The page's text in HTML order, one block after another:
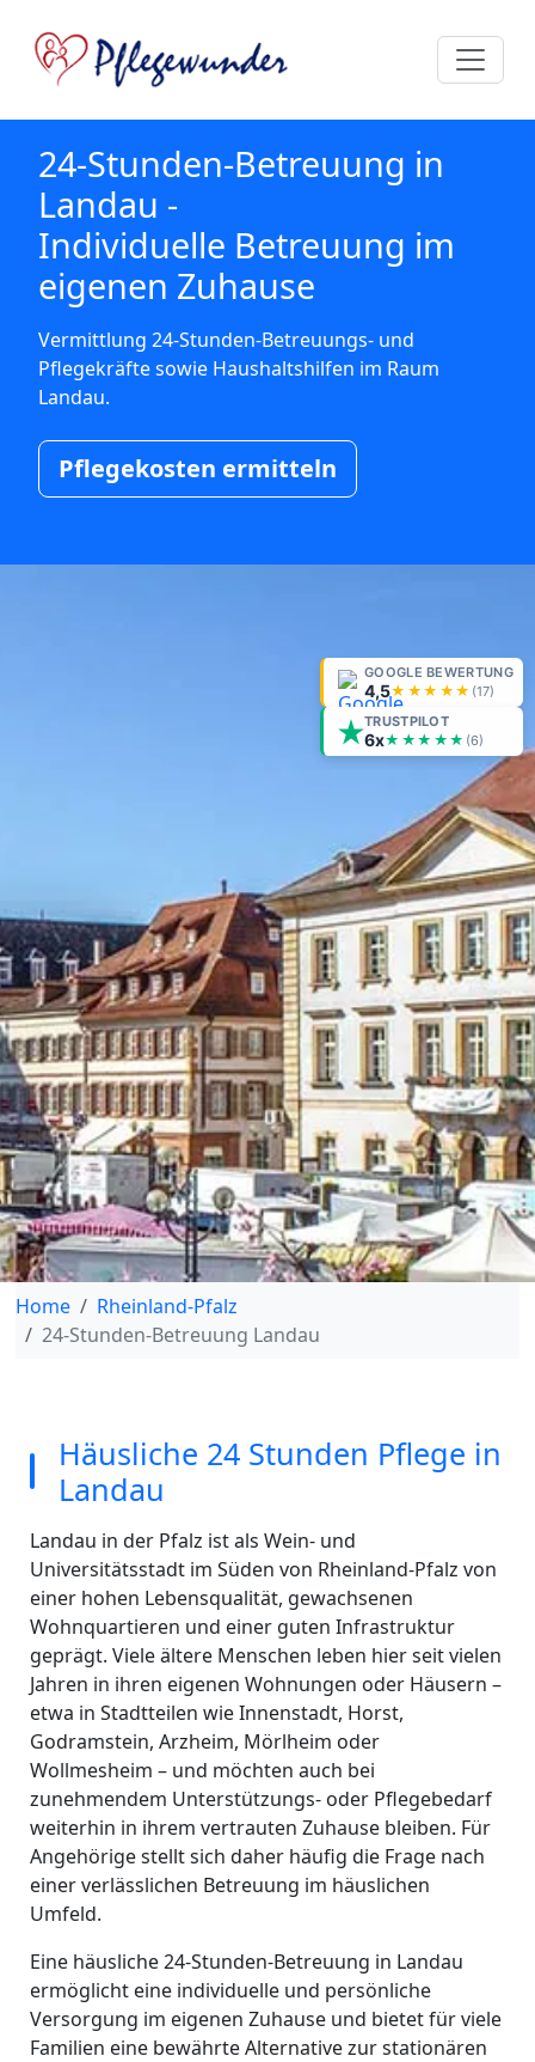
GOOGLE BEWERTUNG
4,5★★★★★ (17)
TRUSTPILOT
6x★★★★★ (6)
24-Stunden-Betreuung in
Landau -
Individuelle Betreuung im
eigenen Zuhause
Vermittlung 24-Stunden-Betreuungs- und
Pflegekräfte sowie Haushaltshilfen im Raum
Landau.
Pflegekosten ermitteln
Home
Rheinland-Pfalz
24-Stunden-Betreuung Landau
Häusliche 24 Stunden Pflege in
Landau
Landau in der Pfalz ist als Wein- und
Universitätsstadt im Süden von Rheinland-Pfalz von
einer hohen Lebensqualität, gewachsenen
Wohnquartieren und einer guten Infrastruktur
geprägt. Viele ältere Menschen leben hier seit vielen
Jahren in ihren eigenen Wohnungen oder Häusern –
etwa in Stadtteilen wie Innenstadt, Horst,
Godramstein, Arzheim, Mörlheim oder
Wollmesheim – und möchten auch bei
zunehmendem Unterstützungs- oder Pflegebedarf
weiterhin in ihrem vertrauten Zuhause bleiben. Für
Angehörige stellt sich daher häufig die Frage nach
einer verlässlichen Betreuung im häuslichen
Umfeld.
Eine häusliche 24-Stunden-Betreuung in Landau
ermöglicht eine individuelle und persönliche
Versorgung im eigenen Zuhause und bietet für viele
Familien eine bewährte Alternative zur stationären